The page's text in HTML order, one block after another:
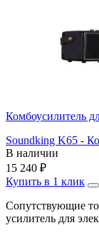
Комбоусилитель
Soundking K65 -
В наличии
15 240 ₽
Купить в 1 клик
Сопутствующие
усилитель для